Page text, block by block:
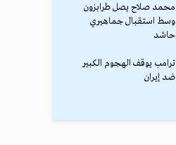
محمد صلاح يصل طرابزون
وسط استقبال جماهيري
حاشد
ترامب يوقف الهجوم الكبير
ضد إيران